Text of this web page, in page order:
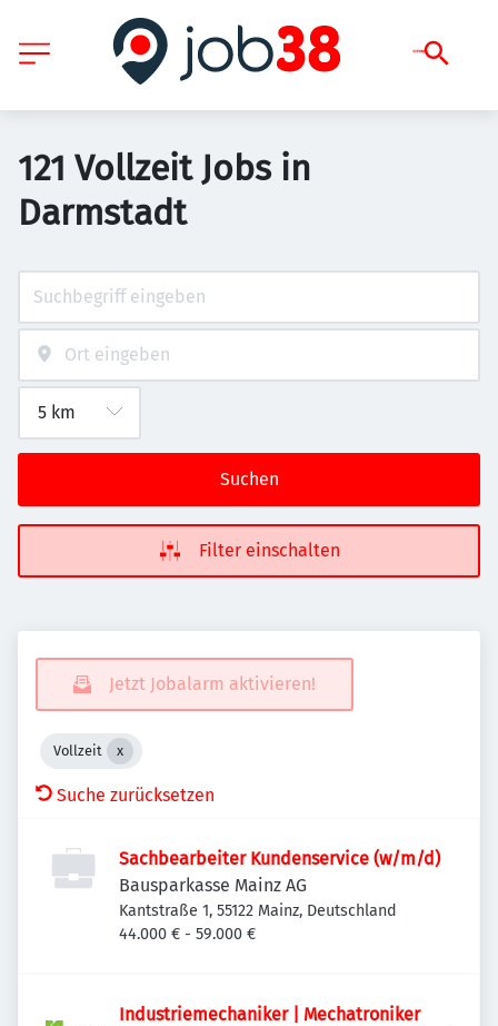
121 Vollzeit Jobs in
Darmstadt
Suchen
Filter einschalten
Jetzt Jobalarm aktivieren!
Vollzeit
Suche zurücksetzen
Sachbearbeiter Kundenservice (w/m/d)
Bausparkasse Mainz AG
Kantstraße 1, 55122 Mainz, Deutschland
44.000 € - 59.000 €
Industriemechaniker | Mechatroniker